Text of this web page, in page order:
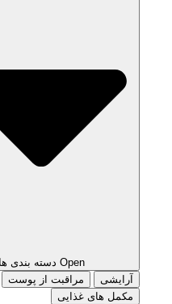
Open دسته بندی ها
آرایشی
مراقبت از پوست
مکمل های غذایی